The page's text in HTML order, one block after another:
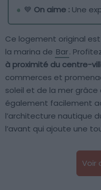
💙 On aime : Une
Ce logement original
la marina de Bar.
à proximité du centre-
commerces et
soleil et de la mer grâce
également facilement
l’architecture nautique
l’avant qui ajoute une
Voir